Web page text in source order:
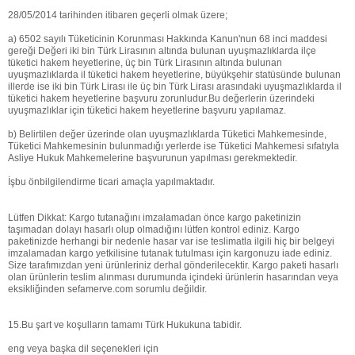
28/05/2014 tarihinden itibaren geçerli olmak üzere;
a) 6502 sayılı Tüketicinin Korunması Hakkında Kanun'nun 68 inci maddesi
gereği Değeri iki bin Türk Lirasının altında bulunan uyuşmazlıklarda ilçe
tüketici hakem heyetlerine, üç bin Türk Lirasının altında bulunan
uyuşmazlıklarda il tüketici hakem heyetlerine, büyükşehir statüsünde bulunan
illerde ise iki bin Türk Lirası ile üç bin Türk Lirası arasındaki uyuşmazlıklarda il
tüketici hakem heyetlerine başvuru zorunludur.Bu değerlerin üzerindeki
uyuşmazlıklar için tüketici hakem heyetlerine başvuru yapılamaz.
b) Belirtilen değer üzerinde olan uyuşmazlıklarda Tüketici Mahkemesinde,
Tüketici Mahkemesinin bulunmadığı yerlerde ise Tüketici Mahkemesi sıfatıyla
Asliye Hukuk Mahkemelerine başvurunun yapılması gerekmektedir.
İşbu önbilgilendirme ticari amaçla yapılmaktadır.
Lütfen Dikkat: Kargo tutanağını imzalamadan önce kargo paketinizin
taşımadan dolayı hasarlı olup olmadığını lütfen kontrol ediniz. Kargo
paketinizde herhangi bir nedenle hasar var ise teslimatla ilgili hiç bir belgeyi
imzalamadan kargo yetkilisine tutanak tutulması için kargonuzu iade ediniz.
Size tarafımızdan yeni ürünleriniz derhal gönderilecektir. Kargo paketi hasarlı
olan ürünlerin teslim alınması durumunda içindeki ürünlerin hasarından veya
eksikliğinden sefamerve.com sorumlu değildir.
15.Bu şart ve koşulların tamamı Türk Hukukuna tabidir.
eng veya başka dil seçenekleri için